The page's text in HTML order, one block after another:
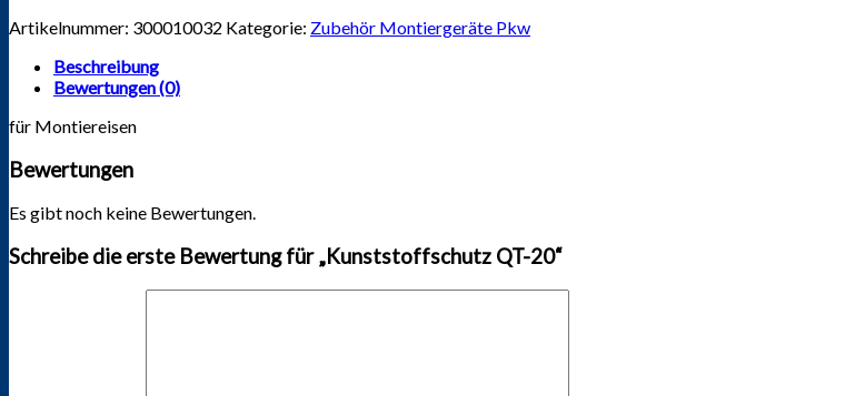
Artikelnummer: 300010032 Kategorie: Zubehör Montiergeräte Pkw
Beschreibung
Bewertungen (0)
für Montiereisen
Bewertungen
Es gibt noch keine Bewertungen.
Schreibe die erste Bewertung für „Kunststoffschutz QT-20“